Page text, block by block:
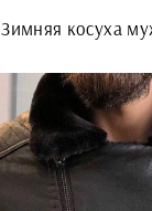
Зимняя косуха